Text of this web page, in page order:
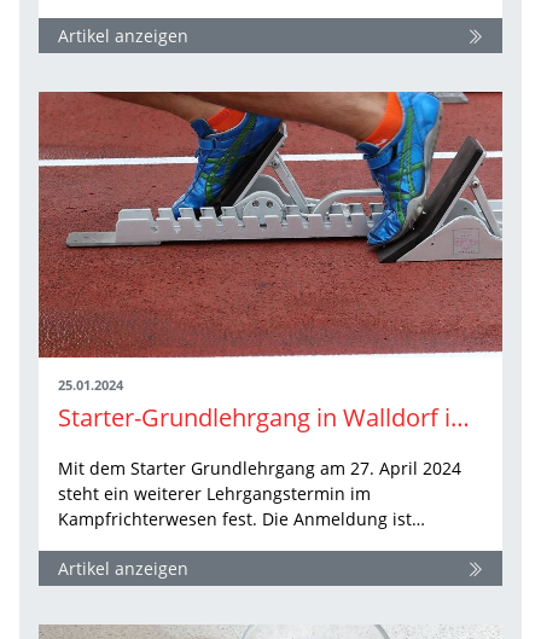
Artikel anzeigen
25.01.2024
Starter-Grundlehrgang in Walldorf im April terminiert
Mit dem Starter Grundlehrgang am 27. April 2024
steht ein weiterer Lehrgangstermin im
Kampfrichterwesen fest. Die Anmeldung ist…
Artikel anzeigen